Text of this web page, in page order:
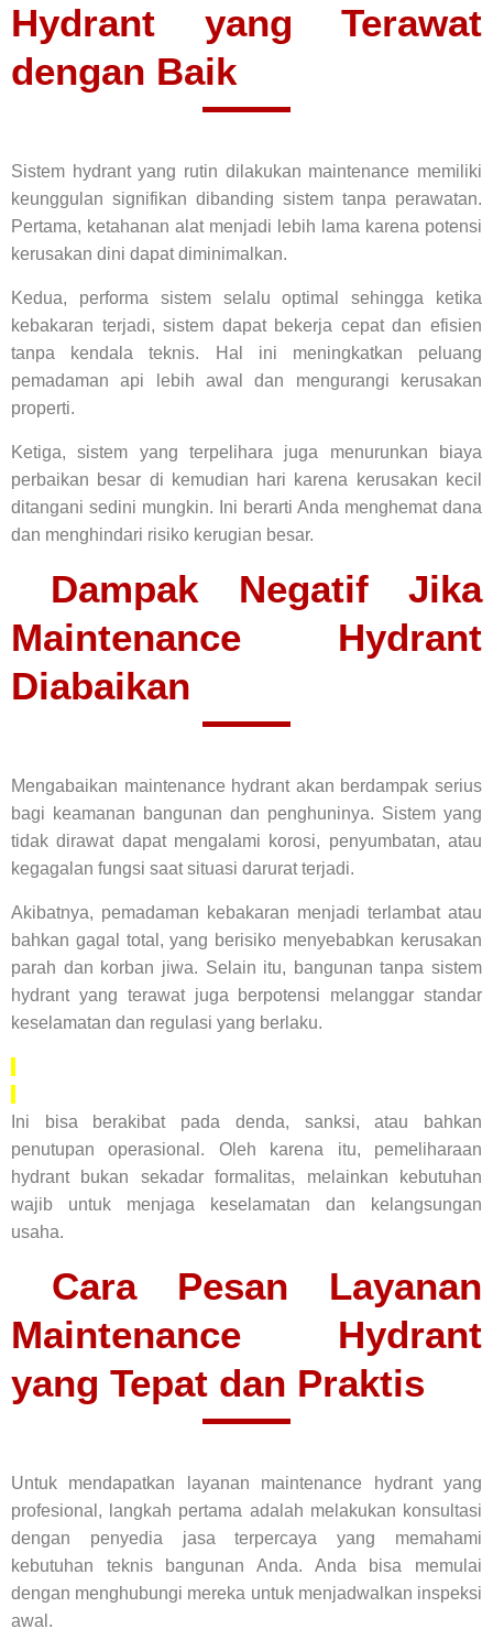
Hydrant yang Terawat
dengan Baik
Sistem hydrant yang rutin dilakukan maintenance memiliki
keunggulan signifikan dibanding sistem tanpa perawatan.
Pertama, ketahanan alat menjadi lebih lama karena potensi
kerusakan dini dapat diminimalkan.
Kedua, performa sistem selalu optimal sehingga ketika
kebakaran terjadi, sistem dapat bekerja cepat dan efisien
tanpa kendala teknis. Hal ini meningkatkan peluang
pemadaman api lebih awal dan mengurangi kerusakan
properti.
Ketiga, sistem yang terpelihara juga menurunkan biaya
perbaikan besar di kemudian hari karena kerusakan kecil
ditangani sedini mungkin. Ini berarti Anda menghemat dana
dan menghindari risiko kerugian besar.
Dampak Negatif Jika
Maintenance Hydrant
Diabaikan
Mengabaikan maintenance hydrant akan berdampak serius
bagi keamanan bangunan dan penghuninya. Sistem yang
tidak dirawat dapat mengalami korosi, penyumbatan, atau
kegagalan fungsi saat situasi darurat terjadi.
Akibatnya, pemadaman kebakaran menjadi terlambat atau
bahkan gagal total, yang berisiko menyebabkan kerusakan
parah dan korban jiwa. Selain itu, bangunan tanpa sistem
hydrant yang terawat juga berpotensi melanggar standar
keselamatan dan regulasi yang berlaku.
Ini bisa berakibat pada denda, sanksi, atau bahkan
penutupan operasional. Oleh karena itu, pemeliharaan
hydrant bukan sekadar formalitas, melainkan kebutuhan
wajib untuk menjaga keselamatan dan kelangsungan
usaha.
Cara Pesan Layanan
Maintenance Hydrant
yang Tepat dan Praktis
Untuk mendapatkan layanan maintenance hydrant yang
profesional, langkah pertama adalah melakukan konsultasi
dengan penyedia jasa terpercaya yang memahami
kebutuhan teknis bangunan Anda. Anda bisa memulai
dengan menghubungi mereka untuk menjadwalkan inspeksi
awal.